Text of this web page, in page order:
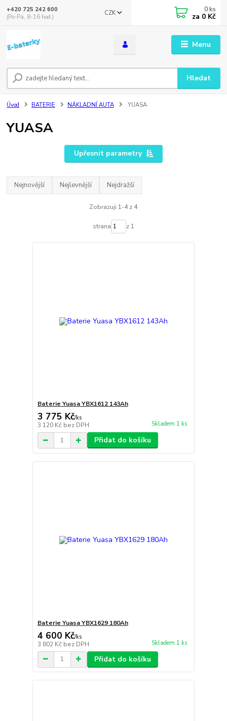
Menu
CZK
Hledat
+420 725 242 600
(Po-Pá, 8-16 hod.)
0 ks
za 0 Kč
Úvod BATERIE NÁKLADNÍ AUTA YUASA
YUASA
Upřesnit parametry
Nejnovější Nejlevnější Nejdražší
Zobrazuji 1-4 z 4
strana z 1
Baterie Yuasa YBX1612 143Ah
3 775 Kč/ks
3 120 Kč bez DPH Skladem 1 ks
Přidat do košíku
Baterie Yuasa YBX1629 180Ah
4 600 Kč/ks
3 802 Kč bez DPH Skladem 1 ks
Přidat do košíku